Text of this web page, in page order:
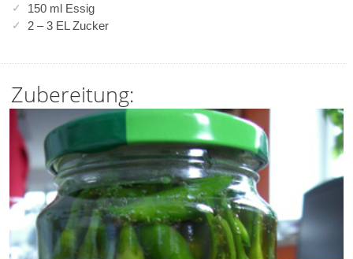
150 ml Essig
2 – 3 EL Zucker
Zubereitung: